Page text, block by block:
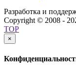
Разработка и
Copyright © 2008 -
TOP
×